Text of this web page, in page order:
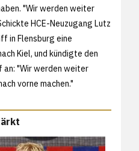
"Wir werden weiter
HCE-Neuzugang Lutz
in Flensburg eine
Kiel, und kündigte den
an: "Wir werden weiter
vorne machen."